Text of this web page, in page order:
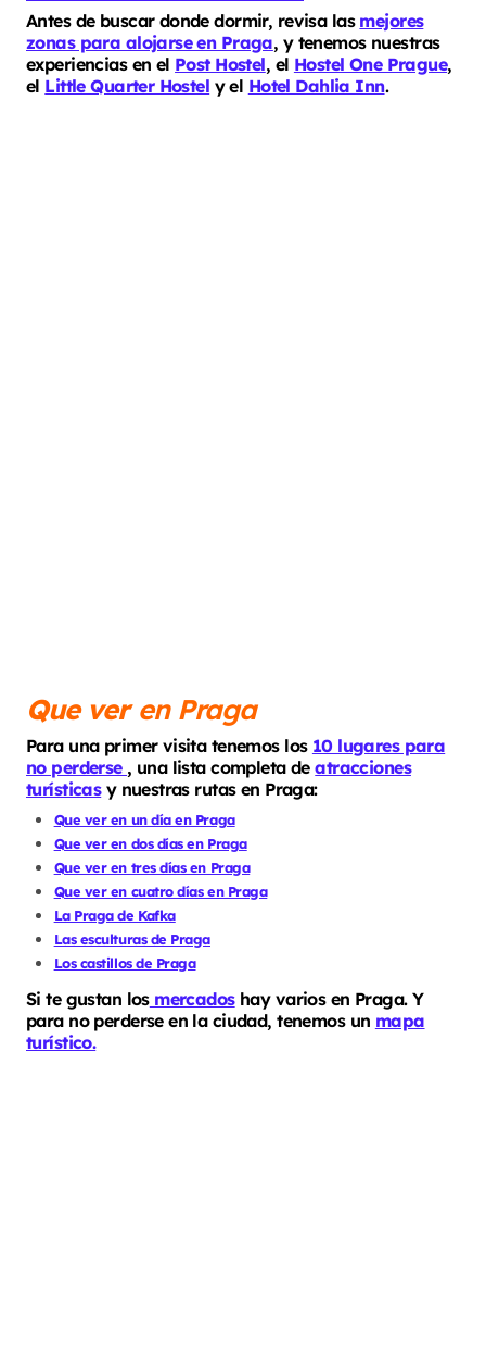
Antes de buscar donde dormir, revisa las mejores
zonas para alojarse en Praga, y tenemos nuestras
experiencias en el Post Hostel, el Hostel One Prague,
el Little Quarter Hostel y el Hotel Dahlia Inn.
Que veren Praga
Para una primer visita tenemos los 10 lugares para
no perderse , una lista completa deatracciones
turísticasy nuestras rutas en Praga:
Que ver en un día en Praga
Que ver en dos días en Praga
Que ver en tres días en Praga
Que ver en cuatro días en Praga
La Praga de Kafka
Las esculturas de Praga
Los castillos de Praga
Si te gustan losmercadoshay varios en Praga. Y
para no perderse en la ciudad, tenemos un mapa
turístico.